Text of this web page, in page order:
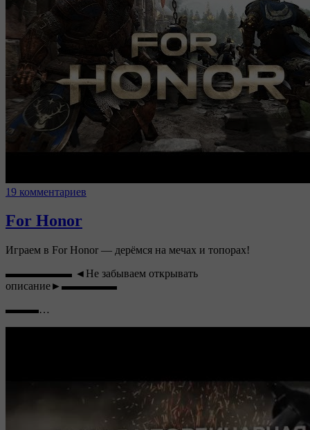
19 комментариев
For Honor
Играем в For Honor — дерёмся на мечах и топорах!
▬▬▬▬▬▬ ◄Не забываем открывать
описание►▬▬▬▬▬
▬▬▬…